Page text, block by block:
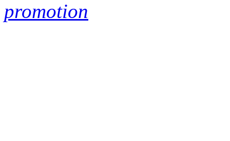
promotion